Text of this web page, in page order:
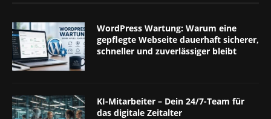
WordPress Wartung: Warum eine
gepflegte Webseite dauerhaft sicherer,
schneller und zuverlässiger bleibt
KI-Mitarbeiter – Dein 24/7-Team für
das digitale Zeitalter